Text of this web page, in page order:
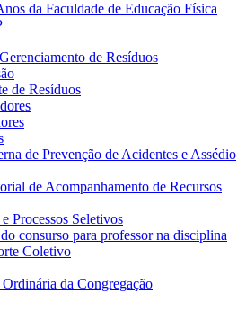
da Faculdade de Educação Física
de Resíduos
de Resíduos
de Prevenção de Acidentes e Assédio
de Acompanhamento de Recursos
Processos Seletivos
consurso para professor na disciplina
Coletivo
Ordinária da Congregação